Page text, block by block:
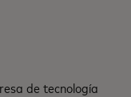
de tecnología